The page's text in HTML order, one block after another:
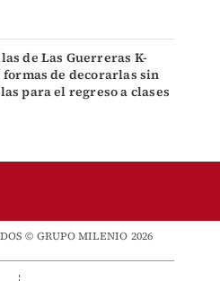
de Las Guerreras K-
formas de decorarlas sin
para el regreso a clases
© GRUPO MILENIO 2026